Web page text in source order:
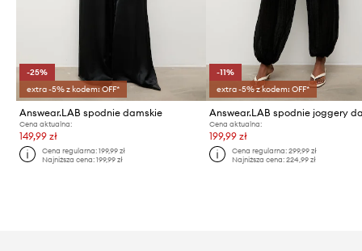
-25%
extra -5% z kodem: OFF*
Answear.LAB spodnie damskie
Cena aktualna:
149,99 zł
Cena regularna:199,99 zł
Najniższa cena:199,99 zł
-11%
extra -5% z kodem: OFF*
Cena aktualna:
199,99 zł
Cena regularna: 299,99 zł
Najniższa cena: 224,99 zł